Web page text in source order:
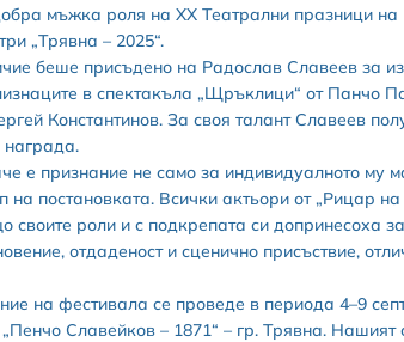
мъжка роля на XX Театрални празници на
„Трявна – 2025“.
беше присъдено на Радослав Славеев за
в спектакъла „Щръклици“ от Панчо
Константинов. За своя талант Славеев
награда.
е признание не само за индивидуалното му
на постановката. Всички актьори от „Рицар на
своите роли и с подкрепата си допринесоха
отдаденост и сценично присъствие,
на фестивала се проведе в периода 4–9
Славейков – 1871“ – гр. Трявна. Нашият